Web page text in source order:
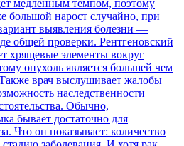
медленным темпом, поэтому
большой нарост случайно, при
выявления болезни —
общей проверки. Рентгеновский
хрящевые элементы вокруг
опухоль является большей чем
врач выслушивает жалобы
наследственности
Обычно,
бывает достаточно для
Что он показывает: количество